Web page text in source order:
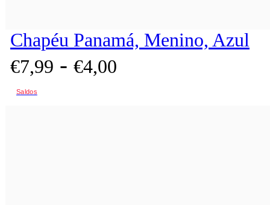
Chapéu Panamá, Menino, Azul
€7,99 - €4,00
Saldos